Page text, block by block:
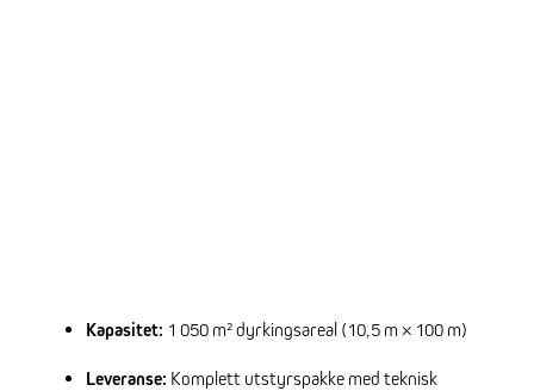
Kapasitet: 1 050 m² dyrkingsareal (10,5 m × 100 m)
Leveranse: Komplett utstyrspakke med teknisk